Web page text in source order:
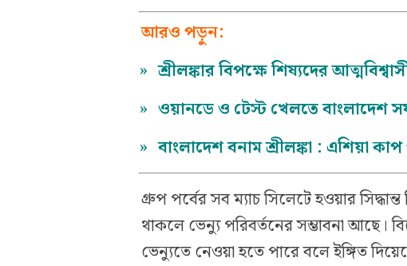
আরও পড়ুন:
» শ্রীলঙ্কার বিপক্ষে শিষ্যদের
» ওয়ানডে ও টেস্ট খেলতে বাংলাদেশ
» বাংলাদেশ বনাম শ্রীলঙ্কা : এশিয়া
গ্রুপ পর্বের সব ম্যাচ সিলেটে হওয়ার
থাকলে ভেন্যু পরিবর্তনের সম্ভাবনা
ভেন্যুতে নেওয়া হতে পারে বলে ইঙ্গিত